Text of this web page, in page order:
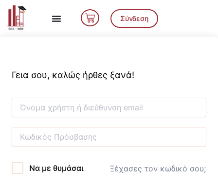
Μετάβαση
περιεχόμενο
Cart Σύνδεση
Γεια σου, καλώς ήρθες ξανά!
Να με θυμάσαι Ξέχασες τον κωδικό σου;